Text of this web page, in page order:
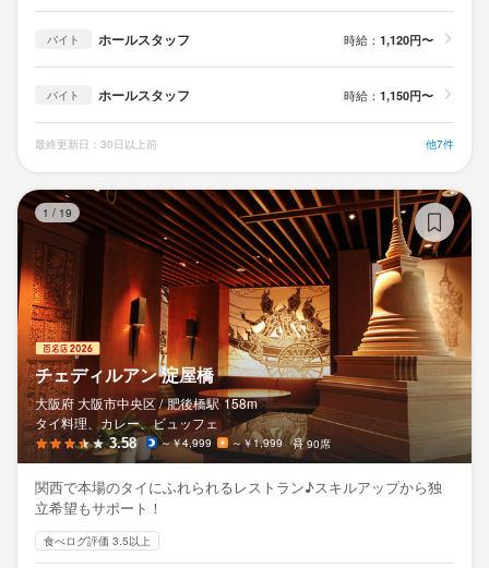
バイト ホールスタッフ 時給： 1,120円〜
バイト ホールスタッフ 時給： 1,150円〜
最終更新日：30日以上前 他7件
1 / 19
チェディルアン 淀屋橋
大阪府 大阪市中央区 / 肥後橋駅 158m
タイ料理、カレー、ビュッフェ
3.58 ～￥4,999 ～￥1,999 90席
関西で本場のタイにふれられるレストラン♪スキルアップから独
立希望もサポート！
食べログ評価 3.5以上